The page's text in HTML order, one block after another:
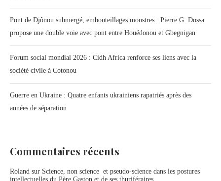
Pont de Djônou submergé, embouteillages monstres : Pierre G. Dossa
propose une double voie avec pont entre Houédonou et Gbegnigan
Forum social mondial 2026 : Cidh Africa renforce ses liens avec la
société civile à Cotonou
Guerre en Ukraine : Quatre enfants ukrainiens rapatriés après des
années de séparation
Commentaires récents
Roland sur Science, non science et pseudo-science dans les postures
intellectuelles du Père Gaston et de ses thuriféraires